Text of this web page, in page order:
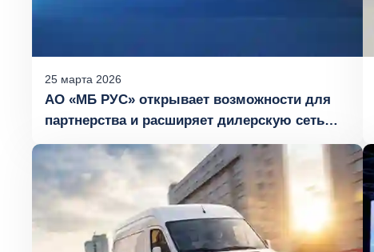
25 марта 2026
АО «МБ РУС» открывает возможности для
партнерства и расширяет дилерскую сеть
FOTON в России